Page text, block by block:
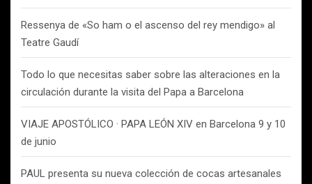
Ressenya de «So ham o el ascenso del rey mendigo» al
Teatre Gaudí
Todo lo que necesitas saber sobre las alteraciones en la
circulación durante la visita del Papa a Barcelona
VIAJE APOSTÓLICO · PAPA LEÓN XIV en Barcelona 9 y 10
de junio
PAUL presenta su nueva colección de cocas artesanales